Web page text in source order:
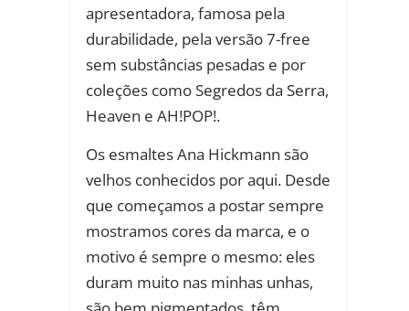
apresentadora, famosa pela
durabilidade, pela versão 7-free
sem substâncias pesadas e por
coleções como Segredos da Serra,
Heaven e AH!POP!.
Os esmaltes Ana Hickmann são
velhos conhecidos por aqui. Desde
que começamos a postar sempre
mostramos cores da marca, e o
motivo é sempre o mesmo: eles
duram muito nas minhas unhas,